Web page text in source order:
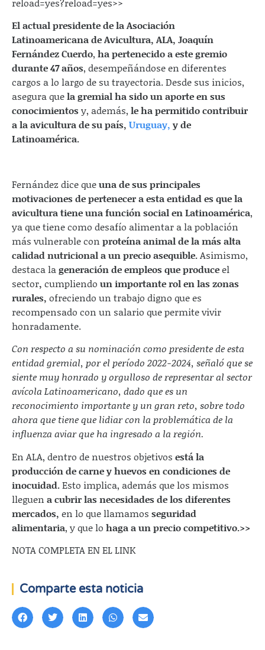
El actual presidente de la Asociación
Latinoamericana de Avicultura, ALA, Joaquín
Fernández Cuerdo, ha pertenecido a este gremio
durante 47 años, desempeñándose en diferentes
cargos a lo largo de su trayectoria. Desde sus inicios,
asegura quela gremial ha sido un aporte en sus
conocimientos y, además, le ha permitido contribuir
a la avicultura de su país, Uruguay, y de
Latinoamérica.
Fernández dice queuna de sus principales
motivaciones de pertenecer a esta entidad es que la
avicultura tiene una función social en Latinoamérica,
ya que tiene como desafío alimentar a la población
más vulnerable con proteína animal de la más alta
calidad nutricional a un precio asequible.Asimismo,
destaca lageneración de empleos que produceel
sector, cumpliendo un importante rol en las zonas
rurales, ofreciendo un trabajo digno que es
recompensado con un salario que permite vivir
honradamente.
Con respecto a su nominación como presidente de esta
entidad gremial, por el período 2022-2024, señaló que se
siente muy honrado y orgulloso de representar al sector
avícola Latinoamericano, dado que es un
reconocimiento importante y un gran reto, sobre todo
ahora que tiene que lidiar con la problemática de la
influenza aviar que ha ingresado a la región.
En ALA, dentro de nuestros objetivos está la
producción de carne y huevos en condiciones de
inocuidad.Esto implica, además que los mismos
lleguen a cubrir las necesidades de los diferentes
mercados, en lo que llamamos seguridad
alimentaria, y que lo haga a un precio competitivo.>>
NOTA COMPLETA EN EL LINK
Comparte esta noticia